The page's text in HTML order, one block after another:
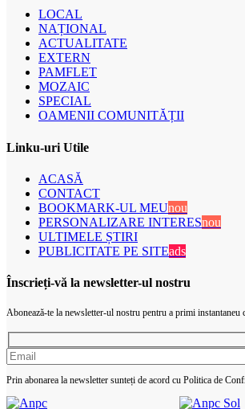
LOCAL
NAȚIONAL
ACTUALITATE
EXTERN
PAMFLET
MOZAIC
SPECIAL
OAMENII COMUNITĂȚII
Linku-uri Utile
ACASĂ
CONTACT
BOOKMARK-UL MEUnou
PERSONALIZARE INTERESnou
ULTIMELE ȘTIRI
PUBLICITATE PE SITEads
Înscrieți-vă la newsletter-ul nostru
Abonează-te la newsletter-ul nostru pentru a primi instantaneu
Prin abonarea la newsletter sunteți de acord cu Politica de